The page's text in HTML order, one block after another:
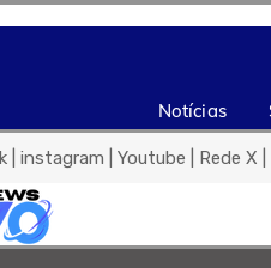
Notícias
| instagram | Youtube | Rede